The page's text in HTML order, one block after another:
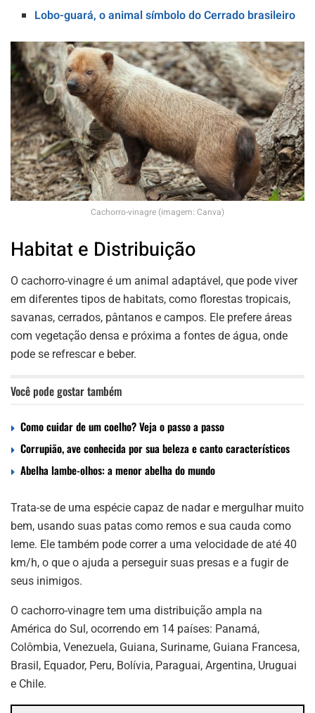
Lobo-guará, o animal símbolo do Cerrado brasileiro
Cachorro-vinagre (imagem: Canva)
Habitat e Distribuição
O cachorro-vinagre é um animal adaptável, que pode viver
em diferentes tipos de habitats, como florestas tropicais,
savanas, cerrados, pântanos e campos. Ele prefere áreas
com vegetação densa e próxima a fontes de água, onde
pode se refrescar e beber.
Você pode gostar também
Como cuidar de um coelho? Veja o passo a passo
Corrupião, ave conhecida por sua beleza e canto característicos
Abelha lambe-olhos: a menor abelha do mundo
Trata-se de uma espécie capaz de nadar e mergulhar muito
bem, usando suas patas como remos e sua cauda como
leme. Ele também pode correr a uma velocidade de até 40
km/h, o que o ajuda a perseguir suas presas e a fugir de
seus inimigos.
O cachorro-vinagre tem uma distribuição ampla na
América do Sul, ocorrendo em 14 países: Panamá,
Colômbia, Venezuela, Guiana, Suriname, Guiana Francesa,
Brasil, Equador, Peru, Bolívia, Paraguai, Argentina, Uruguai
e Chile.